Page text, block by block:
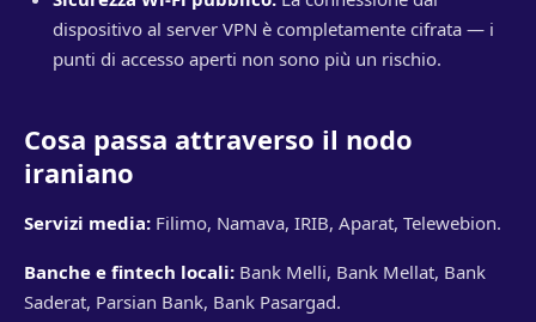
dispositivo al server VPN è completamente cifrata — i
punti di accesso aperti non sono più un rischio.
Cosa passa attraverso il nodo
iraniano
Servizi media: Filimo, Namava, IRIB, Aparat, Telewebion.
Banche e fintech locali: Bank Melli, Bank Mellat, Bank
Saderat, Parsian Bank, Bank Pasargad.